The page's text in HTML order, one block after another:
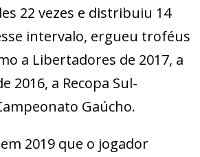
22 vezes e distribuiu 14
intervalo, ergueu troféus
a Libertadores de 2017, a
2016, a Recopa Sul-
Gaúcho.
2019 que o jogador